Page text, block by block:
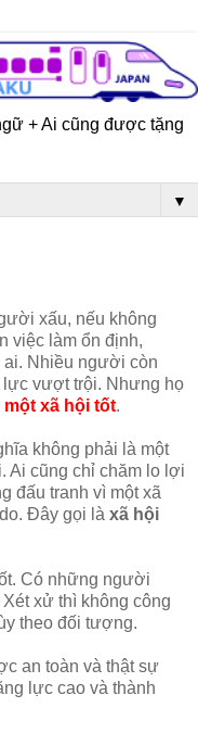
+ Ai cũng được tặng
▼
xấu, nếu không
việc làm ổn định,
ai. Nhiều người còn
vượt trội. Nhưng họ
một xã hội tốt.
không phải là một
Ai cũng chỉ chăm lo lợi
đấu tranh vì một xã
Đây gọi là xã hội
Có những người
xử thì không công
theo đối tượng.
an toàn và thật sự
lực cao và thành